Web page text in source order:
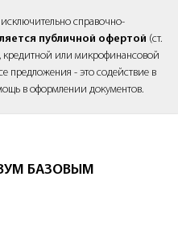
справочно-
публичной офертой (ст.
кредитной или микрофинансовой
предложения - это содействие в
в оформлении документов.
БАЗОВЫМ